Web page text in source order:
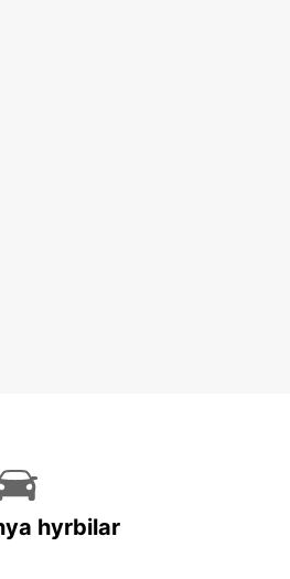
hyrbilar